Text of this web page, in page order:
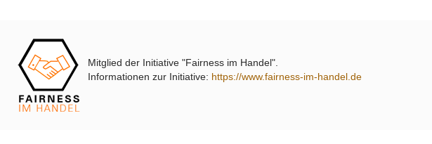
Mitglied der Initiative "Fairness im Handel".
Informationen zur Initiative: https://www.fairness-im-handel.de